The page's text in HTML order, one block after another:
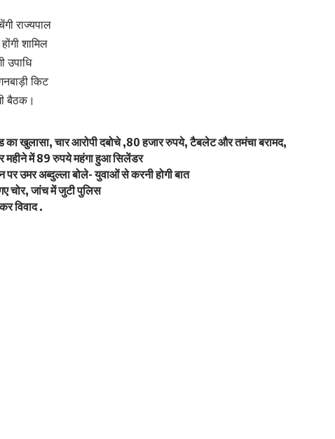
राज्यपाल
शामिल
उपाधि
किट
बैठक।
खुलासा, चार आरोपी दबोचे ,80 हजार रुपये, टैबलेट और तमंचा बरामद,
महीने में 89 रुपये महंगा हुआ सिलेंडर
पर उमर अब्दुल्ला बोले- युवाओं से करनी होगी बात
चोर, जांच में जुटी पुलिस
विवाद ,